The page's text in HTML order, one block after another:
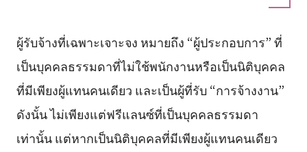
ผู้รับจ้างที่เฉพาะเจาะจง หมายถึง “ผู้ประกอบการ” ที่
เป็นบุคคลธรรมดาที่ไม่ใช้พนักงานหรือเป็นนิติบุคคล
ที่มีเพียงผู้แทนคนเดียว และเป็นผู้ที่รับ “การจ้างงาน”
ดังนั้น ไม่เพียงแต่ฟรีแลนซ์ที่เป็นบุคคลธรรมดา
เท่านั้น แต่หากเป็นนิติบุคคลที่มีเพียงผู้แทนคนเดียว